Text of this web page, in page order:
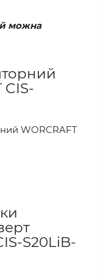
можна
CIS-
WORCRAFT
S20LiB-